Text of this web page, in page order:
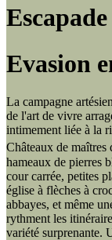
Evasion
La campagne
de l'art de vivre
intimement liée à la
Châteaux de
hameaux de pierres
cour carrée, petites
église à flèches à
abbayes, et même
rythment les
variété surprenante.